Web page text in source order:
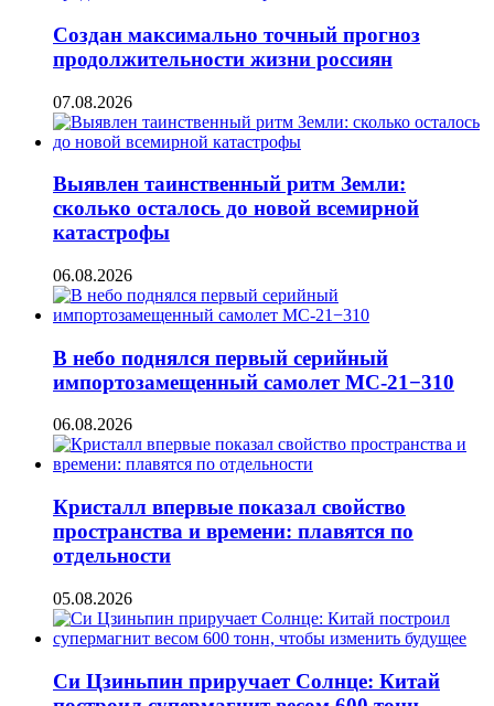
Создан максимально точный прогноз
продолжительности жизни россиян
07.08.2026
Выявлен таинственный ритм Земли:
сколько осталось до новой всемирной
катастрофы
06.08.2026
В небо поднялся первый серийный
импортозамещенный самолет МС-21−310
06.08.2026
Кристалл впервые показал свойство
пространства и времени: плавятся по
отдельности
05.08.2026
Си Цзиньпин приручает Солнце: Китай